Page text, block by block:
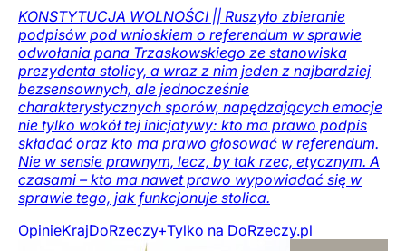
KONSTYTUCJA WOLNOŚCI || Ruszyło zbieranie
podpisów pod wnioskiem o referendum w sprawie
odwołania pana Trzaskowskiego ze stanowiska
prezydenta stolicy, a wraz z nim jeden z najbardziej
bezsensownych, ale jednocześnie
charakterystycznych sporów, napędzających emocje
nie tylko wokół tej inicjatywy: kto ma prawo podpis
składać oraz kto ma prawo głosować w referendum.
Nie w sensie prawnym, lecz, by tak rzec, etycznym. A
czasami – kto ma nawet prawo wypowiadać się w
sprawie tego, jak funkcjonuje stolica.
OpinieKrajDoRzeczy+Tylko na DoRzeczy.pl